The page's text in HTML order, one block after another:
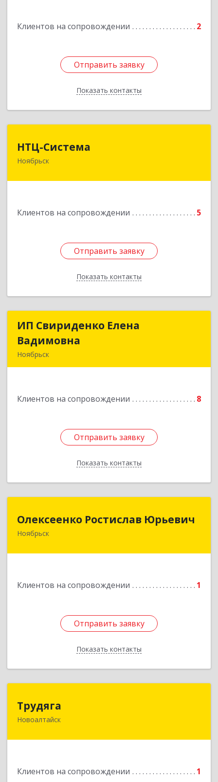
Клиентов на сопровождении 2
Отправить заявку
Показать контакты
Отправить заявку
Назад
НТЦ-Система
Ноябрьск
Клиентов на сопровождении 5
Отправить заявку
Показать контакты
629804, Ямало-Ненецкий АО, Ноябрьск г, 60 лет
Отправить заявку
Назад
ИП Свириденко Елена
Вадимовна
Ноябрьск
Клиентов на сопровождении 8
Отправить заявку
Показать контакты
ИП Свириденко Елена
Подробнее
Отправить заявку
Назад
Олексеенко Ростислав Юрьевич
Ноябрьск
Клиентов на сопровождении 1
Отправить заявку
Показать контакты
629804, Ямало-Ненецкий АО, Ноябрьск г,
Отправить заявку
Назад
Трудяга
Новоалтайск
Клиентов на сопровождении
1
658080, Алтайский край, Новоалтайск г,